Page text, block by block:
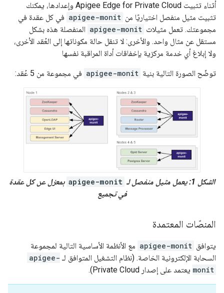
أثناء تثبيت Apigee Edge for Private Cloud وإعدادها، يمكنك
تثبيت مثيل منفصل اختياريًا من apigee-monit في كل عقدة في
مجموعتك. تعمل مثيلات apigee-monit المنفصلة هذه بشكل
مستقل عن مثال واحد. والأخرى: لا تنقل حالة مكوناتها إلى العُقد الأخرى،
ولا إبلاغ أي خدمة مركزية بإخفاقات أداة المراقبة نفسها
توضّح الصورة التالية بنية apigee-monit في مجموعة من 5 عُقد:
الشكل 1: يعمل مثيل منفصل لـ apigee-monit بمعزل عن كل عقدة
في تجميع
المنصّات المعتمدة
يتوافق apigee-monit مع الأنظمة الأساسية التالية لمجموعة
السحابة الإلكترونية الخاصة. (نظام التشغيل المتوافق لـ apigee-
monit يعتمد على إصدار Private Cloud).